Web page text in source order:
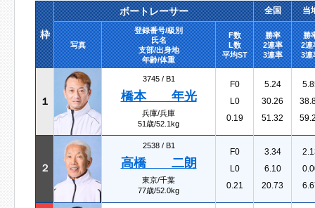
枠
ボートレーサー 全国 当
写真
登録番号/級別
氏名
支部/出身地
年齢/体重
F数
L数
平均ST
勝率
2連率
3連率
勝
2連
3連
１
3745 / B1
橋本 年光
兵庫/兵庫
51歳/52.1kg
F0
L0
0.19
5.24
30.26
51.32
２
2538 / B1
高橋 二朗
東京/千葉
77歳/52.0kg
F0
L0
0.21
3.34
6.10
20.73